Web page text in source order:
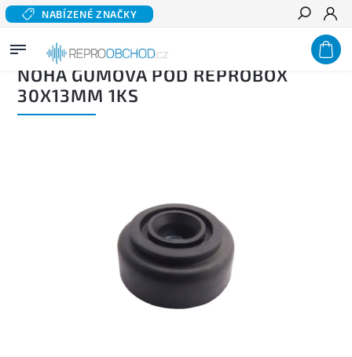
NABÍZENÉ ZNAČKY
Hledat
Domů/ Příslušenství/Podnože a hroty / Noha gumová pod reprobox 30x13mm 1ks
NOHA GUMOVÁ POD REPROBOX
30X13MM 1KS